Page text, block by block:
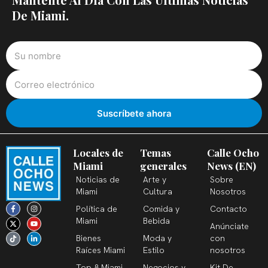
De Miami.
F
a
c
e
b
o
o
I
n
s
t
a
g
r
X
-
t
w
i
t
t
Y
o
u
t
u
b
e
T
i
k
t
o
k
L
i
n
k
e
d
i
Locales de
Miami
Noticias de
Miami
Política de
Miami
Bienes
Raíces Miami
Temas
generales
Arte y
Cultura
Comida y
Bebida
Moda y
Estilo
Calle Ocho
News (EN)
Sobre
Nosotros
Contacto
Anúnciate
con
nosotros